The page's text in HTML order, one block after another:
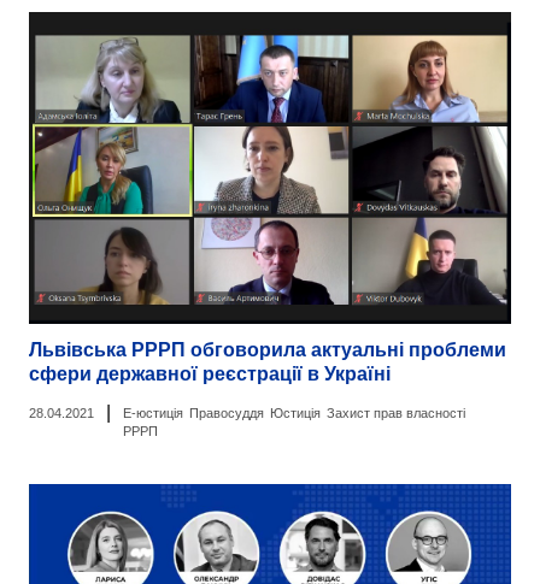
Львівська РРРП обговорила актуальні проблеми
сфери державної реєстрації в Україні
28.04.2021 Е-юстиція Правосуддя Юстиція Захист прав власності
РРРП